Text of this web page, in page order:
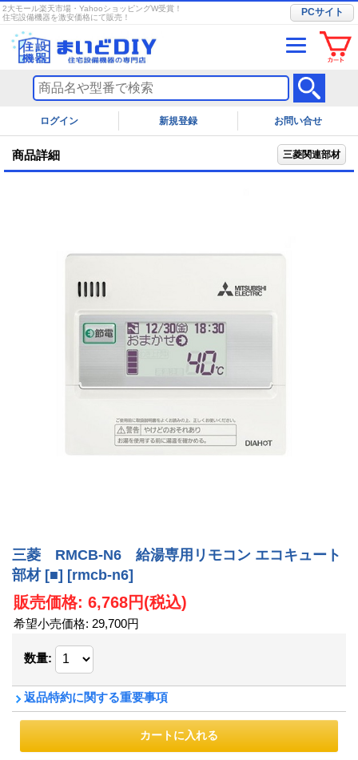
2大モール楽天市場・YahooショッピングW受賞！
住宅設備機器を激安価格にて販売！
PCサイト
ログイン お問い合せ
商品詳細 三菱関連部材
三菱 RMCB-N6 給湯専用リモコン エコキュート
部材 [■] [rmcb-n6]
販売価格: 6,768円(税込)
希望小売価格: 29,700円
数量:
返品特約に関する重要事項